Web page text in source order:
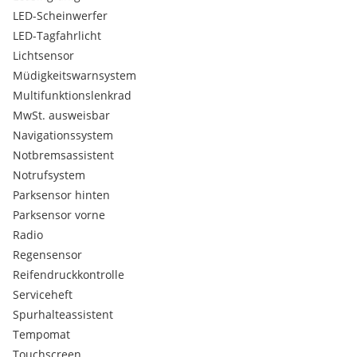
LED-Scheinwerfer
LED-Tagfahrlicht
Lichtsensor
Müdigkeitswarnsystem
Multifunktionslenkrad
MwSt. ausweisbar
Navigationssystem
Notbremsassistent
Notrufsystem
Parksensor hinten
Parksensor vorne
Radio
Regensensor
Reifendruckkontrolle
Serviceheft
Spurhalteassistent
Tempomat